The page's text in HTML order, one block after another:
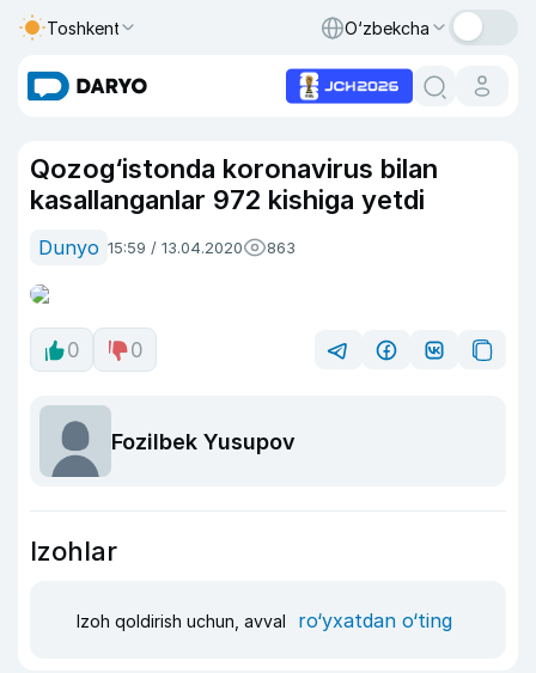
Toshkent O‘zbekcha
Qozog‘istonda koronavirus bilan
kasallanganlar 972 kishiga yetdi
Dunyo 15:59 / 13.04.2020 863
0 0
Fozilbek Yusupov
Izohlar
Izoh qoldirish uchun, avval ro‘yxatdan o‘ting